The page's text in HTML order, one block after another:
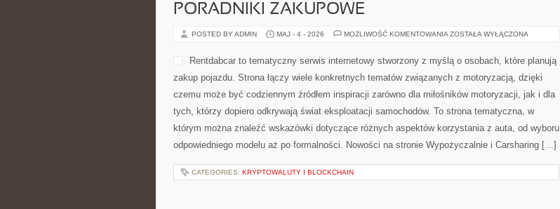
PORADNIKI ZAKUPOWE
POSTED BY ADMIN MAJ - 4 - 2026 MOŻLIWOŚĆ KOMENTOWANIA PORADNIKI
ZOSTAŁA WYŁĄCZONA
Rentdabcar to tematyczny serwis internetowy stworzony z myślą o osobach, które planują
zakup pojazdu. Strona łączy wiele konkretnych tematów związanych z motoryzacją, dzięki
czemu może być codziennym źródłem inspiracji zarówno dla miłośników motoryzacji, jak i dla
tych, którzy dopiero odkrywają świat eksploatacji samochodów. To strona tematyczna, w
którym można znaleźć wskazówki dotyczące różnych aspektów korzystania z auta, od wyboru
odpowiedniego modelu aż po formalności. Nowości na stronie Wypożyczalnie i Carsharing […]
CATEGORIES: KRYPTOWALUTY I BLOCKCHAIN